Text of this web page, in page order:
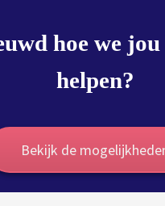
hoe we
helpen?
Bekijk de